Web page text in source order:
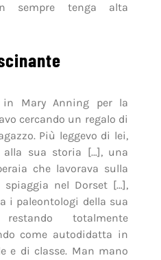
sempre tenga alta
Mary Anning per la
cercando un regalo di
Più leggevo di lei,
alla sua storia […], una
che lavorava sulla
spiaggia nel Dorset […],
i paleontologi della sua
totalmente
come autodidatta in
e di classe. Man mano